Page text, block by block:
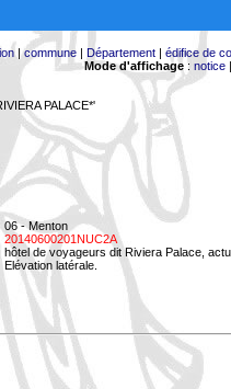
|commune| Département| édifice de
Mode d'affichage: notice|
PALACE*'
06 - Menton
20140600201NUC2A
hôtel de voyageurs dit Riviera Palace,
Elévation latérale.